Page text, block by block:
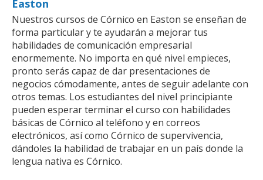
Easton
Nuestros cursos de Córnico en Easton se enseñan de
forma particular y te ayudarán a mejorar tus
habilidades de comunicación empresarial
enormemente. No importa en qué nivel empieces,
pronto serás capaz de dar presentaciones de
negocios cómodamente, antes de seguir adelante con
otros temas. Los estudiantes del nivel principiante
pueden esperar terminar el curso con habilidades
básicas de Córnico al teléfono y en correos
electrónicos, así como Córnico de supervivencia,
dándoles la habilidad de trabajar en un país donde la
lengua nativa es Córnico.